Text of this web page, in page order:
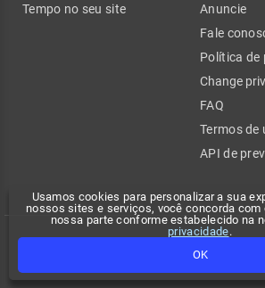
Usamos cookies para personalizar a sua
nossos sites e serviços, você concorda com
nossa parte conforme estabelecido na
privacidade.
OK
Tempo no seu site
Anuncie
Fale
Política de
Change
FAQ
Termos de
API de
Copyright 2026 - Climatempo. Todos os